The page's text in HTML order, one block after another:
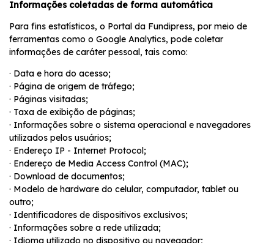
Informações coletadas de forma automática
Para fins estatísticos, o Portal da Fundipress, por meio de
ferramentas como o Google Analytics, pode coletar
informações de caráter pessoal, tais como:
· Data e hora do acesso;
· Página de origem de tráfego;
· Páginas visitadas;
· Taxa de exibição de páginas;
· Informações sobre o sistema operacional e navegadores
utilizados pelos usuários;
· Endereço IP - Internet Protocol;
· Endereço de Media Access Control (MAC);
· Download de documentos;
· Modelo de hardware do celular, computador, tablet ou
outro;
· Identificadores de dispositivos exclusivos;
· Informações sobre a rede utilizada;
· Idioma utilizado no dispositivo ou navegador;